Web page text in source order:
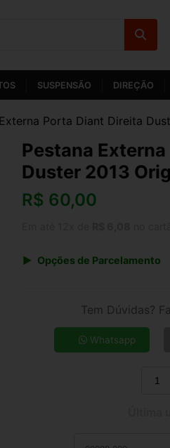
SUSPENSÃO DIREÇÃO
Porta Diant Direita
Pestana
Duster 2013
R$ 60,00
Opções de Parcelamento
7x de R$ 9,83
9x de R$ 7,85
Tem Dúvidas?
Whatsapp